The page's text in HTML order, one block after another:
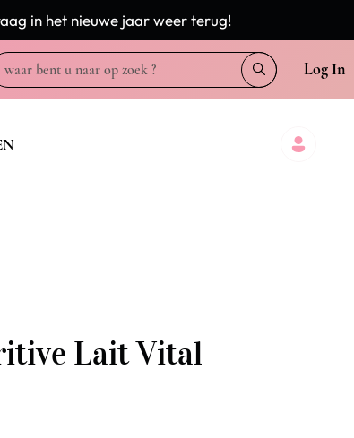
in het nieuwe jaar weer terug!
Log In
Lait Vital